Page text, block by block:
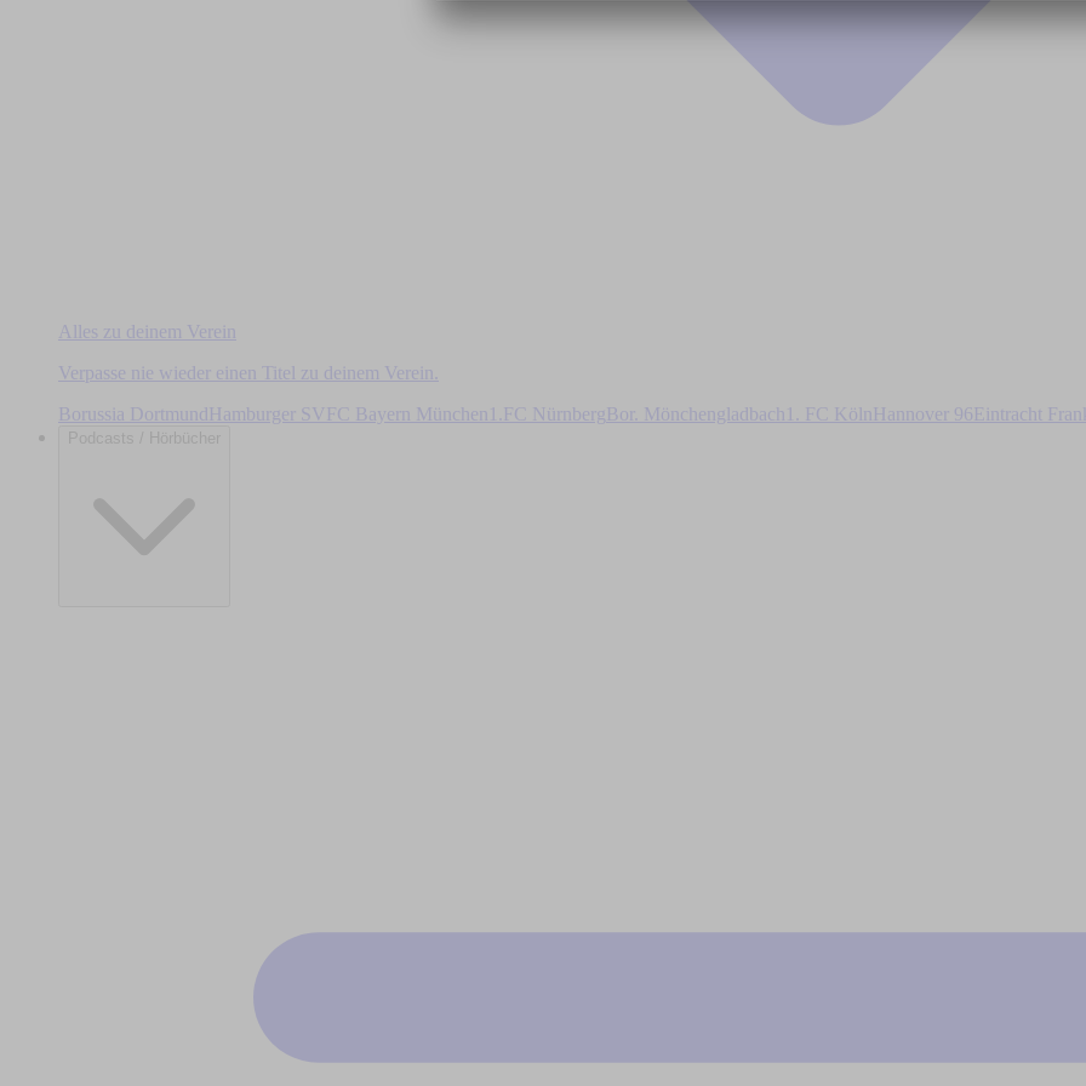
Alles zu deinem Verein
Verpasse nie wieder einen Titel zu deinem Verein.
Borussia DortmundHamburger SV FC Bayern München 1.FC Nürnberg Bor. Mönchengladbach 1. FC Köln Hannover 96Eintracht
Podcasts / Hörbücher